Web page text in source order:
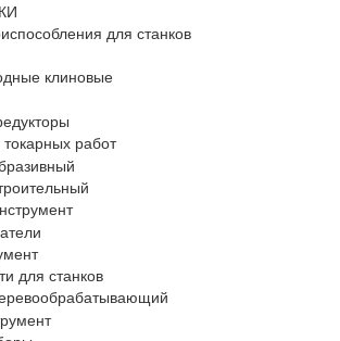
для станков
клиновые
токарных работ
для станков